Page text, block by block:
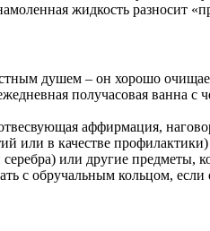
жидкость разносит
душем – он хорошо
получасовая ванна с
аффирмация,
или в качестве
или другие
с обручальным кольцом,